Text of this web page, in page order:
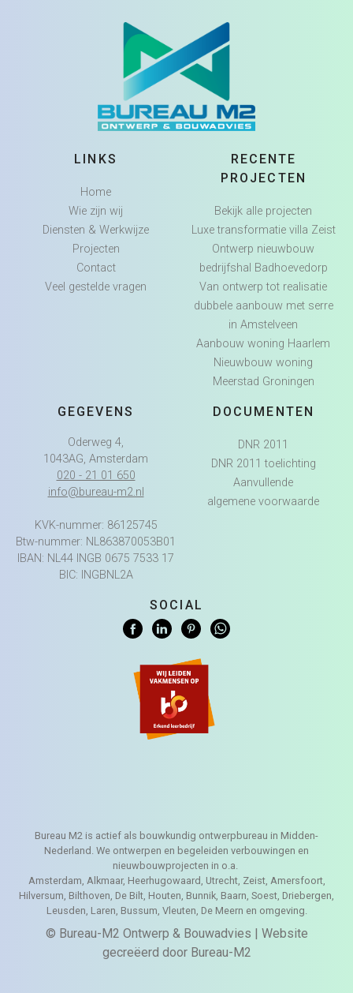
LINKS
Home
Wie zijn wij
Diensten & Werkwijze
Projecten
Contact
Veel gestelde vragen
RECENTE
PROJECTEN
Bekijk alle projecten
Luxe transformatie villa Zeist
Ontwerp nieuwbouw
bedrijfshal Badhoevedorp
Van ontwerp tot realisatie
dubbele aanbouw met serre
in Amstelveen
Aanbouw woning Haarlem
Nieuwbouw woning
Meerstad Groningen
GEGEVENS
Oderweg 4,
1043AG, Amsterdam
020 - 21 01 650
info@bureau-m2.nl
KVK-nummer: 86125745
Btw-nummer: NL863870053B01
IBAN: NL44 INGB 0675 7533 17
BIC: INGBNL2A
DOCUMENTEN
DNR 2011
DNR 2011 toelichting
Aanvullende
algemene voorwaarde
SOCIAL
Bureau M2 is actief als bouwkundig ontwerpbureau in Midden-
Nederland. We ontwerpen en begeleiden verbouwingen en
nieuwbouwprojecten in o.a.
Amsterdam, Alkmaar, Heerhugowaard, Utrecht, Zeist, Amersfoort,
Hilversum, Bilthoven, De Bilt, Houten, Bunnik, Baarn, Soest, Driebergen,
Leusden, Laren, Bussum, Vleuten, De Meern en omgeving.
© Bureau-M2 Ontwerp & Bouwadvies | Website
gecreëerd door Bureau-M2